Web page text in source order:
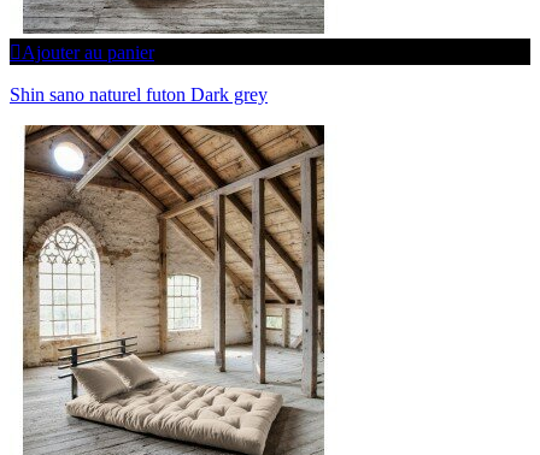
Ajouter au panier
Shin sano naturel futon Dark grey